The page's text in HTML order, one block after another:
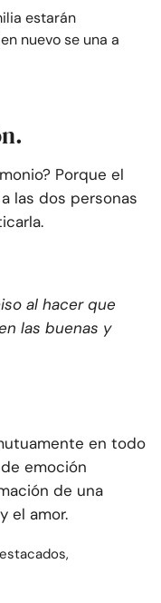
estarán
nuevo se una a
Porque el
las dos personas
al hacer que
las buenas y
en todo
emoción
de una
el amor.